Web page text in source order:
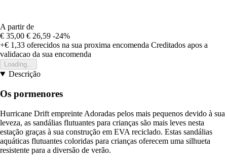
A partir de
€ 35,00 € 26,59 -24%
+€ 1,33 oferecidos na sua proxima encomenda Creditados apos a
validacao da sua encomenda
Loading...
Descrição
Os pormenores
Hurricane Drift empreinte Adoradas pelos mais pequenos devido à sua
leveza, as sandálias flutuantes para crianças são mais leves nesta
estação graças à sua construção em EVA reciclado. Estas sandálias
aquáticas flutuantes coloridas para crianças oferecem uma silhueta
resistente para a diversão de verão.